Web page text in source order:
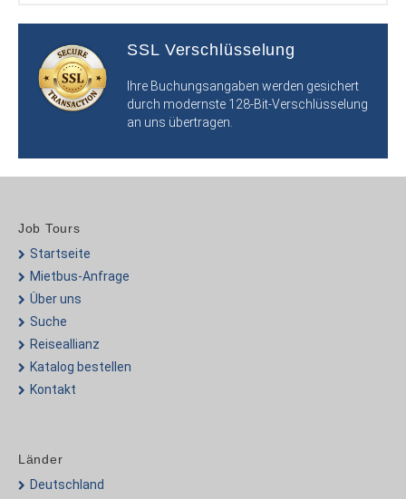
SSL Verschlüsselung
Ihre Buchungsangaben werden gesichert
durch modernste 128-Bit-Verschlüsselung
an uns übertragen.
Job Tours
Startseite
Mietbus-Anfrage
Über uns
Suche
Reiseallianz
Katalog bestellen
Kontakt
Länder
Deutschland